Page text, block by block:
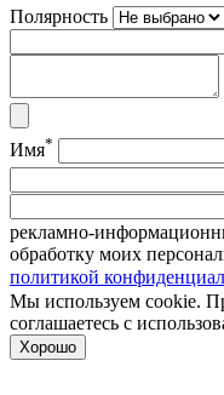
Полярность
Имя*
рекламно-
обработку моих
политикой
Мы используем cookie.
соглашаетесь с
Хорошо